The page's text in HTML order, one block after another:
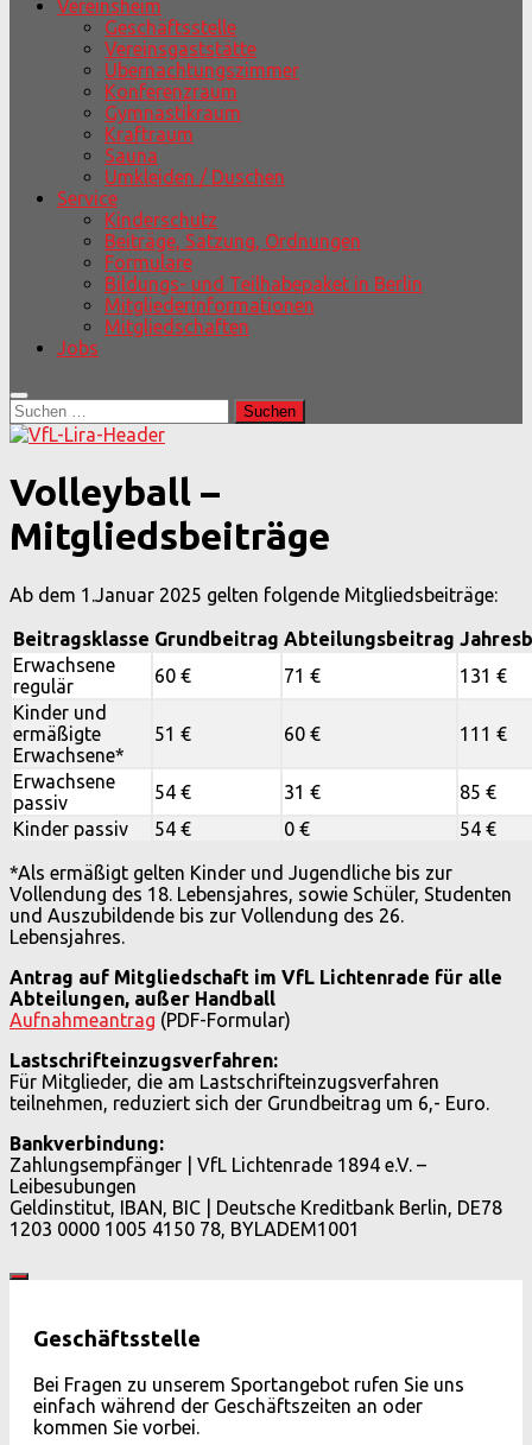
Vereinsheim
Geschäftsstelle
Vereinsgaststätte
Übernachtungszimmer
Konferenzraum
Gymnastikraum
Kraftraum
Sauna
Umkleiden / Duschen
Service
Kinderschutz
Beiträge, Satzung, Ordnungen
Formulare
Bildungs- und Teilhabepaket in Berlin
Mitgliederinformationen
Mitgliedschaften
Jobs
Suchen
nach:
Volleyball –
Mitgliedsbeiträge
Ab dem 1.Januar 2025 gelten folgende Mitgliedsbeiträge:
Beitragsklasse Grundbeitrag Abteilungsbeitrag
Erwachsene
regulär
60 € 71 €
131 €
Kinder und
ermäßigte
Erwachsene*
51 € 60 € 111 €
Erwachsene
passiv
54 € 31 €
85 €
Kinder passiv
54 € 0 € 54 €
*Als ermäßigt gelten Kinder und Jugendliche bis zur
Vollendung des 18. Lebensjahres, sowie Schüler, Studenten
und Auszubildende bis zur Vollendung des 26.
Lebensjahres.
Antrag auf Mitgliedschaft im VfL Lichtenrade für alle
Abteilungen, außer Handball
Aufnahmeantrag (PDF-Formular)
Lastschrifteinzugsverfahren:
Für Mitglieder, die am Lastschrifteinzugsverfahren
teilnehmen, reduziert sich der Grundbeitrag um 6,- Euro.
Bankverbindung:
Zahlungsempfänger | VfL Lichtenrade 1894 e.V. –
Leibesubungen
Geldinstitut, IBAN, BIC | Deutsche Kreditbank Berlin, DE78
1203 0000 1005 4150 78, BYLADEM1001
Geschäftsstelle
Bei Fragen zu unserem Sportangebot rufen Sie uns
einfach während der Geschäftszeiten an oder
kommen Sie vorbei.